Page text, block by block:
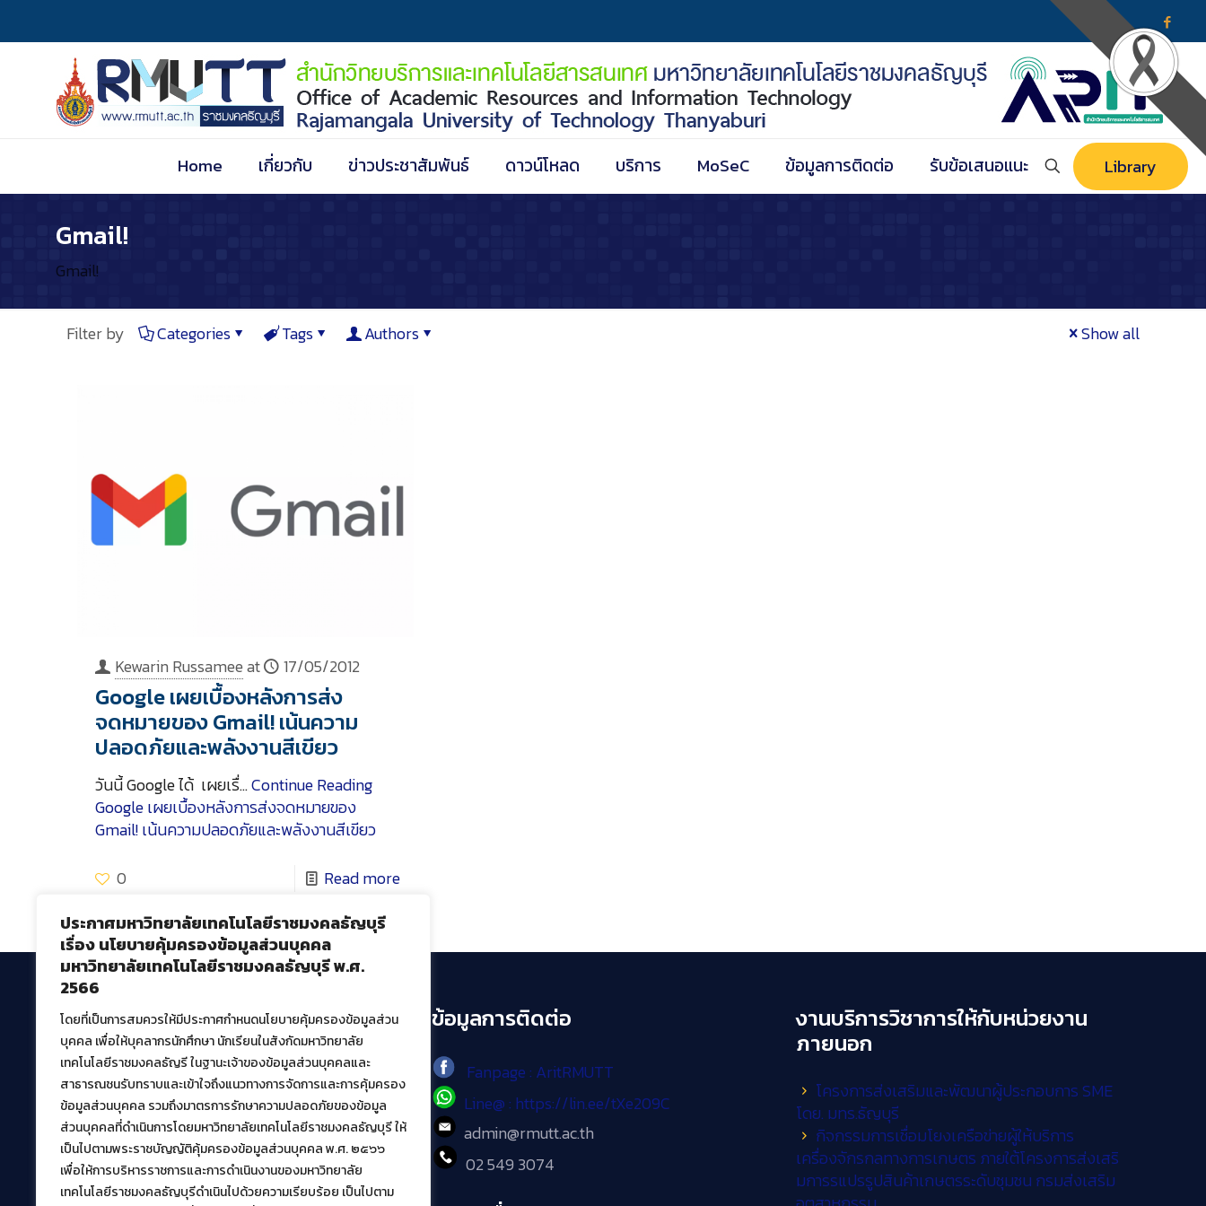
ประกาศมหาวิทยาลัยเทคโนโลยีราชมงคลธัญบุรี
เรื่อง นโยบายคุ้มครองข้อมูลส่วนบุคคล
มหาวิทยาลัยเทคโนโลยีราชมงคลธัญบุรี พ.ศ.
2566
โดยที่เป็นการสมควรให้มีประกาศกำหนดนโยบายคุ้มครองข้อมูลส่วน
บุคคล เพื่อให้บุคลากรนักศึกษา นักเรียนในสังกัดมหาวิทยาลัย
เทคโนโลยีราชมงคลธัญรี ในฐานะเจ้าของข้อมูลส่วนบุคคลและ
สาธารณชนรับทราบและเข้าใจถึงแนวทางการจัดการและการคุ้มครอง
ข้อมูลส่วนบุคคล รวมถึงมาตรการรักษาความปลอดภัยของข้อมูล
ส่วนบุคคลที่ดำเนินการโดยมหาวิทยาลัยเทคโนโลยีราชมงคลธัญบุรี ให้
เป็นไปตามพระราชบัญญัติคุ้มครองข้อมูลส่วนบุคคล พ.ศ. ๒๕๖๖
เพื่อให้การบริหารราชการและการดำเนินงานของมหาวิทยาลัย
เทคโนโลยีราชมงคลธัญบุรีดำเนินไปด้วยความเรียบร้อย เป็นไปตาม
Home เกี่ยวกับ ข่าวประชาสัมพันธ์ ดาวน์โหลด บริการ MoSeC ข้อมูลการติดต่อ รับข้อเสนอแนะ Library
Gmail!
Gmail!
Filter by Categories Tags Authors Show all
Kewarin Russameeat 17/05/2012
Google เผยเบื้องหลังการส่ง
จดหมายของ Gmail! เน้นความ
ปลอดภัยและพลังงานสีเขียว
วันนี้ Google ได้ เผยเรื่…Continue Reading
Google เผยเบื้องหลังการส่งจดหมายของ
Gmail! เน้นความปลอดภัยและพลังงานสีเขียว
0
Read more
สำนักวิทยบริการและเทคโนโลยีสารสนเทศ
มหาวิทยาลัยเทคโนโลยีราชมงคลธัญบุรี
39 หมู่ที่ 1 ตำบลคลองหก อำเภอคลองหลวง จังหวัด
ปทุมธานี 12120
เผยแพร่ข้อมูลโดย.บุคลากร สวส.
สร้างและพัฒนาโดย.
ฝ่ายพัฒนาและเผยแพร่ข้อมูลเว็บไซต์
ข้อมูลการติดต่อ
Fanpage : AritRMUTT
Line@ : https://lin.ee/tXe209C
admin@rmutt.ac.th
02 549 3074
งานบริการวิชาการให้กับหน่วยงาน
ภายนอก
โครงการส่งเสริมและพัฒนาผู้ประกอบการ SME
โดย. มทร.ธัญบุรี
กิจกรรมการเชื่อมโยงเครือข่ายผู้ให้บริการ
เครื่องจักรกลทางการเกษตร ภายใต้โครงการส่งเสริ
มการรแปรรูปสินค้าเกษตรระดับชุมชน กรมส่งเสริม